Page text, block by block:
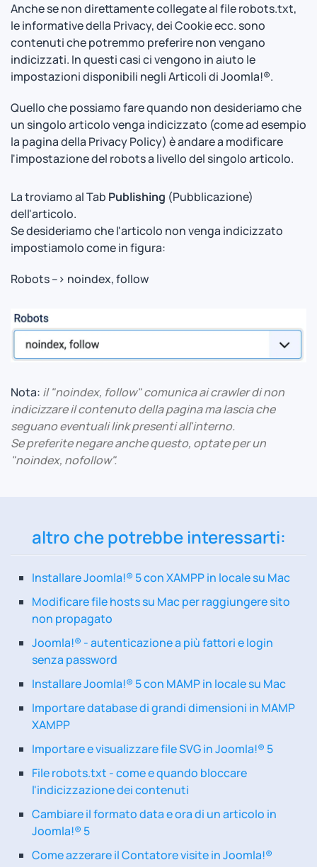
Anche se non direttamente collegate al file robots.txt,
le informative della Privacy, dei Cookie ecc. sono
contenuti che potremmo preferire non vengano
indicizzati. In questi casi ci vengono in aiuto le
impostazioni disponibili negli Articoli di Joomla!®.
Quello che possiamo fare quando non desideriamo che
un singolo articolo venga indicizzato (come ad esempio
la pagina della Privacy Policy) è andare a modificare
l'impostazione del robots a livello del singolo articolo.
La troviamo al Tab Publishing (Pubblicazione)
dell'articolo.
Se desideriamo che l'articolo non venga indicizzato
impostiamolo come in figura:
Robots --> noindex, follow
Nota: il "noindex, follow" comunica ai crawler di non
indicizzare il contenuto della pagina ma lascia che
seguano eventuali link presenti all'interno.
Se preferite negare anche questo, optate per un
"noindex, nofollow".
altro che potrebbe interessarti:
Installare Joomla!® 5 con XAMPP in locale su Mac
Modificare file hosts su Mac per raggiungere sito
non propagato
Joomla!® - autenticazione a più fattori e login
senza password
Installare Joomla!® 5 con MAMP in locale su Mac
Importare database di grandi dimensioni in MAMP
XAMPP
Importare e visualizzare file SVG in Joomla!® 5
File robots.txt - come e quando bloccare
l'indicizzazione dei contenuti
Cambiare il formato data e ora di un articolo in
Joomla!® 5
Come azzerare il Contatore visite in Joomla!®